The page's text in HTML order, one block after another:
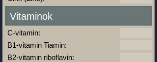
Vitaminok
C-vitamin:
B1-vitamin Tiamin:
B2-vitamin riboflavin: